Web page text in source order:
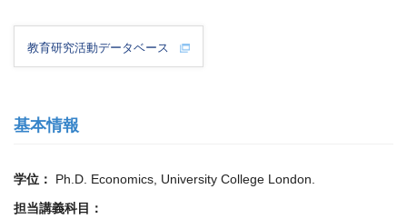
教育研究活動データベース
基本情報
学位：
Ph.D. Economics, University College London.
担当講義科目：